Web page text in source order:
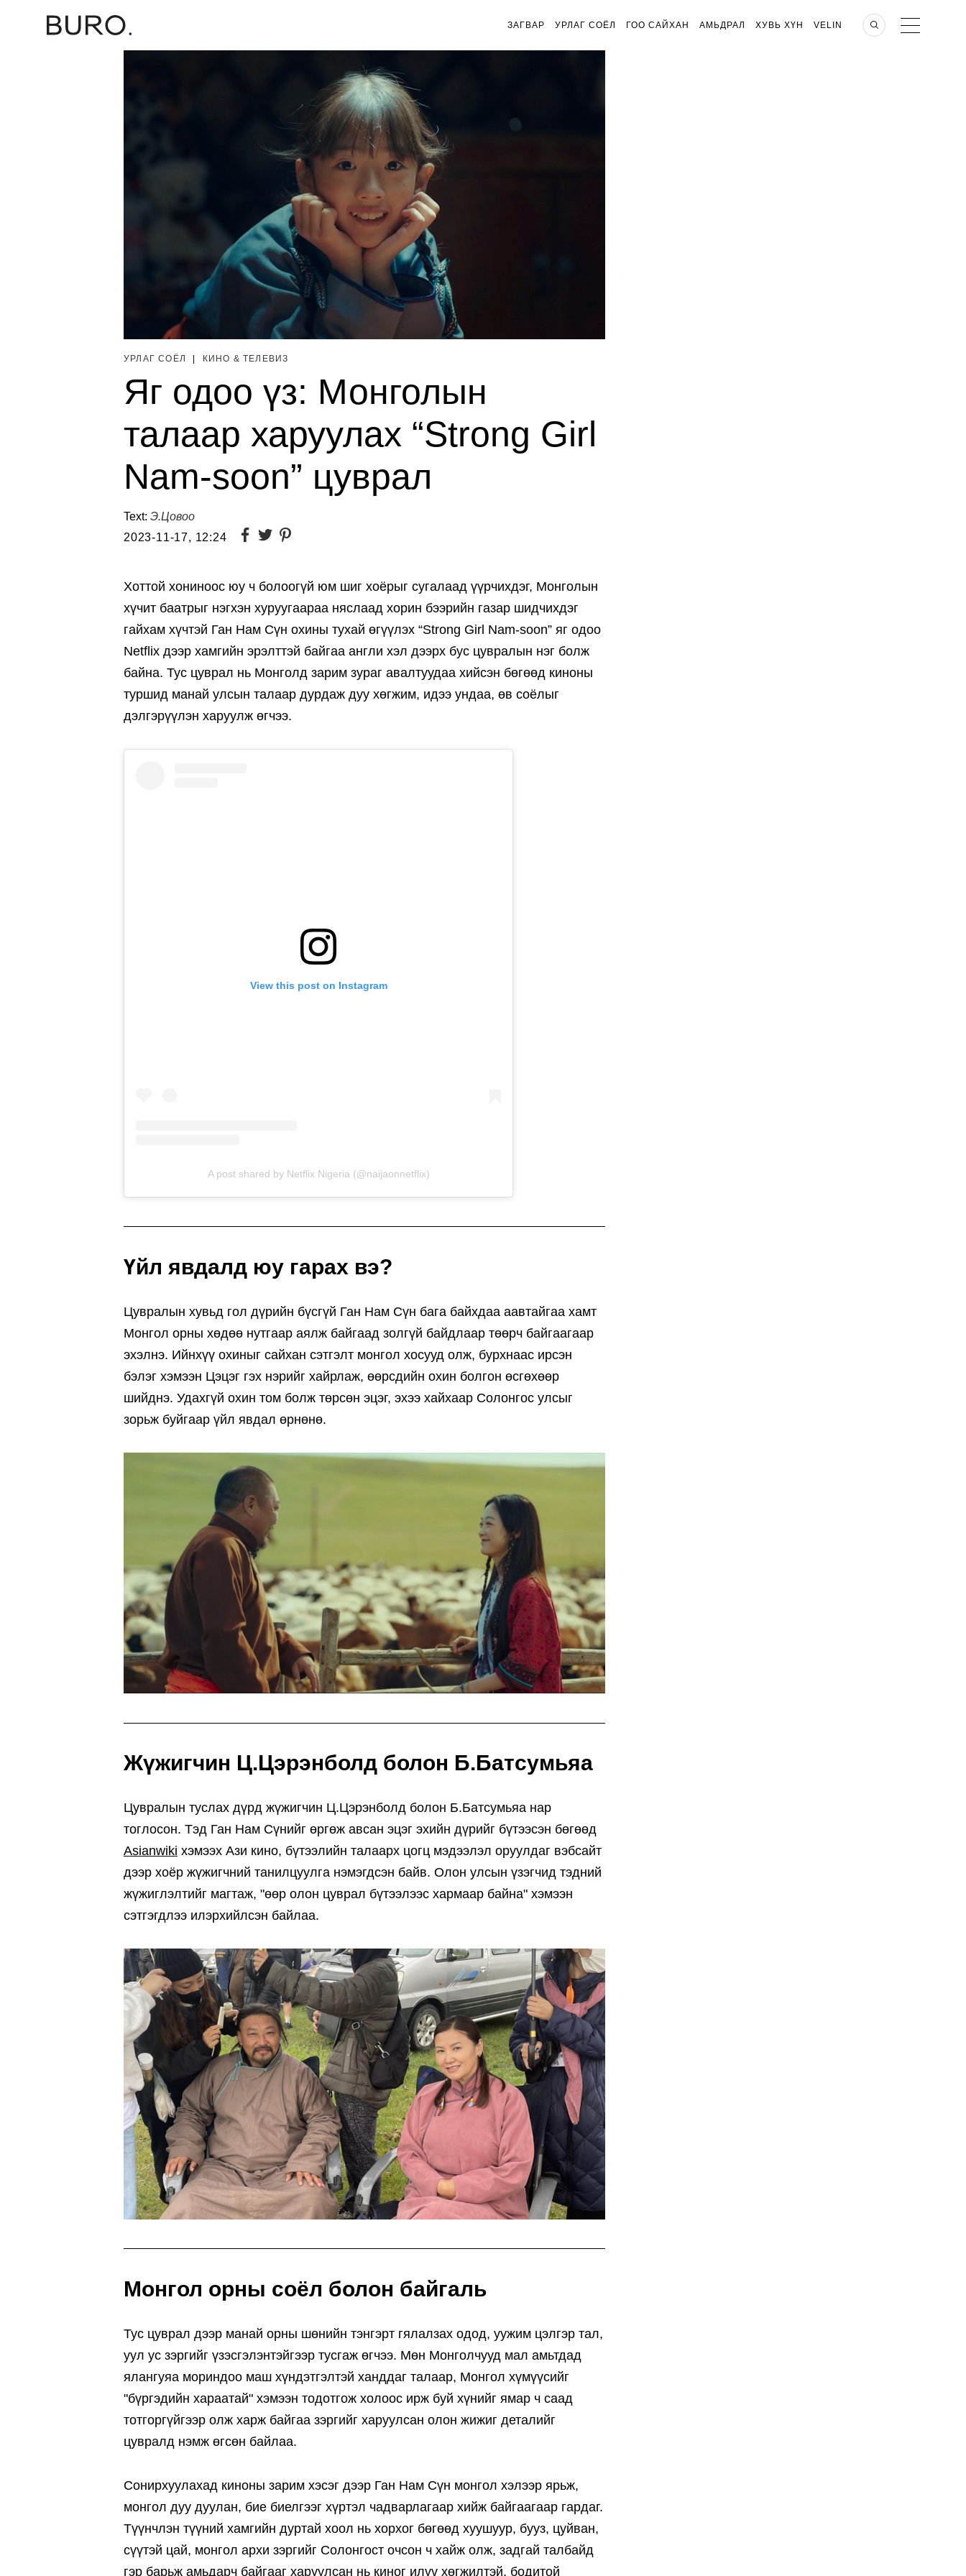
ЗАГВАР УРЛАГ СОЁЛ ГОО САЙХАН АМЬДРАЛ ХУВЬ ХҮН VELIN
УРЛАГ СОЁЛ КИНО & ТЕЛЕВИЗ
Яг одоо үз: Монголын
талаар харуулах “Strong Girl
Nam-soon” цуврал
Text: Э.Цовоо
2023-11-17, 12:24
Хоттой хониноос юу ч болоогүй юм шиг хоёрыг сугалаад үүрчихдэг, Монголын
хүчит баатрыг нэгхэн хуруугаараа няслаад хорин бээрийн газар шидчихдэг
гайхам хүчтэй Ган Нам Сүн охины тухай өгүүлэх “Strong Girl Nam-soon” яг одоо
Netflix дээр хамгийн эрэлттэй байгаа англи хэл дээрх бус цувралын нэг болж
байна. Тус цуврал нь Монголд зарим зураг авалтуудаа хийсэн бөгөөд киноны
туршид манай улсын талаар дурдаж дуу хөгжим, идээ ундаа, өв соёлыг
дэлгэрүүлэн харуулж өгчээ.
View this post on Instagram
A post shared by Netflix Nigeria (@naijaonnetflix)
Үйл явдалд юу гарах вэ?
Цувралын хувьд гол дүрийн бүсгүй Ган Нам Сүн бага байхдаа аавтайгаа хамт
Монгол орны хөдөө нутгаар аялж байгаад золгүй байдлаар төөрч байгаагаар
эхэлнэ. Ийнхүү охиныг сайхан сэтгэлт монгол хосууд олж, бурхнаас ирсэн
бэлэг хэмээн Цэцэг гэх нэрийг хайрлаж, өөрсдийн охин болгон өсгөхөөр
шийднэ. Удахгүй охин том болж төрсөн эцэг, эхээ хайхаар Солонгос улсыг
зорьж буйгаар үйл явдал өрнөнө.
Жүжигчин Ц.Цэрэнболд болон Б.Батсумьяа
Цувралын туслах дүрд жүжигчин Ц.Цэрэнболд болон Б.Батсумьяа нар
тоглосон. Тэд Ган Нам Сүнийг өргөж авсан эцэг эхийн дүрийг бүтээсэн бөгөөд
Asianwiki хэмээх Ази кино, бүтээлийн талаарх цогц мэдээлэл оруулдаг вэбсайт
дээр хоёр жүжигчний танилцуулга нэмэгдсэн байв. Олон улсын үзэгчид тэдний
жүжиглэлтийг магтаж, "өөр олон цуврал бүтээлээс хармаар байна" хэмээн
сэтгэгдлээ илэрхийлсэн байлаа.
Монгол орны соёл болон байгаль
Тус цуврал дээр манай орны шөнийн тэнгэрт гялалзах одод, уужим цэлгэр тал,
уул ус зэргийг үзэсгэлэнтэйгээр тусгаж өгчээ. Мөн Монголчууд мал амьтдад
ялангуяа мориндоо маш хүндэтгэлтэй ханддаг талаар, Монгол хүмүүсийг
"бүргэдийн хараатай" хэмээн тодотгож холоос ирж буй хүнийг ямар ч саад
тотгоргүйгээр олж харж байгаа зэргийг харуулсан олон жижиг деталийг
цувралд нэмж өгсөн байлаа.
Сонирхуулахад киноны зарим хэсэг дээр Ган Нам Сүн монгол хэлээр ярьж,
монгол дуу дуулан, бие биелгээг хүртэл чадварлагаар хийж байгаагаар гардаг.
Түүнчлэн түүний хамгийн дуртай хоол нь хорхог бөгөөд хуушуур, бууз, цуйван,
сүүтэй цай, монгол архи зэргийг Солонгост очсон ч хайж олж, задгай талбайд
гэр барьж амьдарч байгааг харуулсан нь киног илүү хөгжилтэй, бодитой